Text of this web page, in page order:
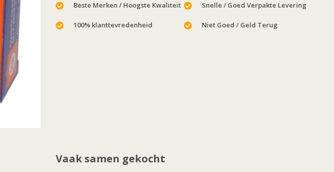
Beste Merken / Hoogste Kwaliteit Snelle / Goed Verpakte Levering
100% klanttevredenheid Niet Goed / Geld Terug
Vaak samen gekocht